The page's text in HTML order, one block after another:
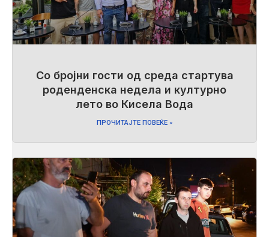
Со бројни гости од среда стартува
роденденска недела и културно
лето во Кисела Вода
ПРОЧИТАЈТЕ ПОВЕЌЕ »